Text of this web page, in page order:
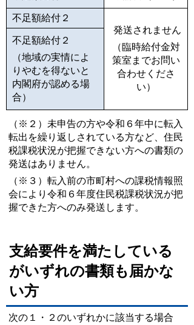
不足額給付２
発送されません
（臨時給付金対
策室までお問い
合わせくださ
い）
不足額給付２
（地域の実情によ
りやむを得ないと
内閣府が認める場
合）
（※２）未申告の方や令和６年中に転入
転出を繰り返しされている方など、住民
税課税状況が把握できない方への書類の
発送はありません。
（※３）転入前の市町村への課税情報照
会により令和６年度住民税課税状況が把
握できた方へのみ発送します。
支給要件を満たしている
がいずれの書類も届かな
い方
次の１・２のいずれかに該当する場合